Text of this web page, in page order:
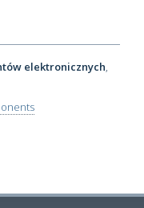
elektronicznych,